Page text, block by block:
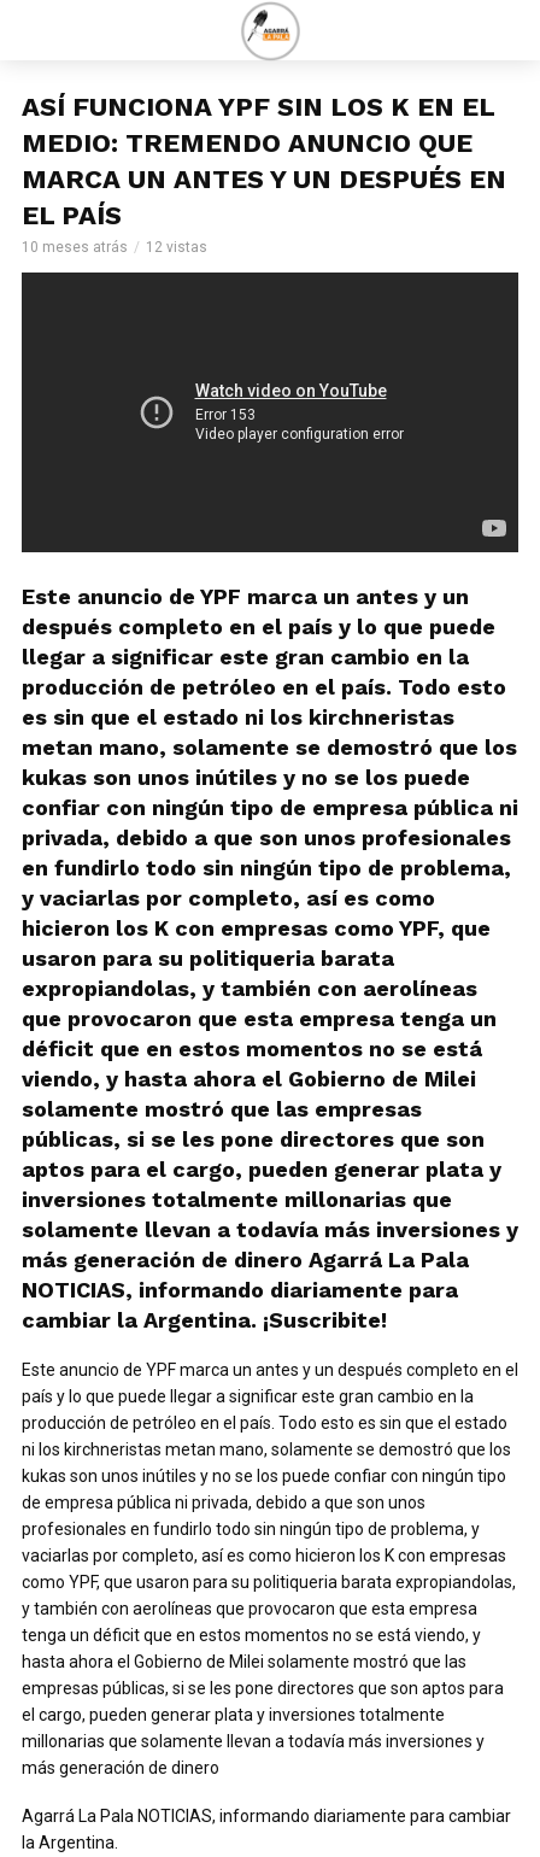
ASÍ FUNCIONA YPF SIN LOS K EN EL
MEDIO: TREMENDO ANUNCIO QUE
MARCA UN ANTES Y UN DESPUÉS EN
EL PAÍS
10 meses atrás 12 vistas
Este anuncio de YPF marca un antes y un
después completo en el país y lo que puede
llegar a significar este gran cambio en la
producción de petróleo en el país. Todo esto
es sin que el estado ni los kirchneristas
metan mano, solamente se demostró que los
kukas son unos inútiles y no se los puede
confiar con ningún tipo de empresa pública ni
privada, debido a que son unos profesionales
en fundirlo todo sin ningún tipo de problema,
y vaciarlas por completo, así es como
hicieron los K con empresas como YPF, que
usaron para su politiqueria barata
expropiandolas, y también con aerolíneas
que provocaron que esta empresa tenga un
déficit que en estos momentos no se está
viendo, y hasta ahora el Gobierno de Milei
solamente mostró que las empresas
públicas, si se les pone directores que son
aptos para el cargo, pueden generar plata y
inversiones totalmente millonarias que
solamente llevan a todavía más inversiones y
más generación de dinero Agarrá La Pala
NOTICIAS, informando diariamente para
cambiar la Argentina. ¡Suscribite!
Este anuncio de YPF marca un antes y un después completo en el
país y lo que puede llegar a significar este gran cambio en la
producción de petróleo en el país. Todo esto es sin que el estado
ni los kirchneristas metan mano, solamente se demostró que los
kukas son unos inútiles y no se los puede confiar con ningún tipo
de empresa pública ni privada, debido a que son unos
profesionales en fundirlo todo sin ningún tipo de problema, y
vaciarlas por completo, así es como hicieron los K con empresas
como YPF, que usaron para su politiqueria barata expropiandolas,
y también con aerolíneas que provocaron que esta empresa
tenga un déficit que en estos momentos no se está viendo, y
hasta ahora el Gobierno de Milei solamente mostró que las
empresas públicas, si se les pone directores que son aptos para
el cargo, pueden generar plata y inversiones totalmente
millonarias que solamente llevan a todavía más inversiones y
más generación de dinero
Agarrá La Pala NOTICIAS, informando diariamente para cambiar
la Argentina.